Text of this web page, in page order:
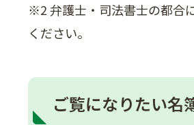
※2 弁護士・司法書士の都合
ください。
ご覧になりたい名